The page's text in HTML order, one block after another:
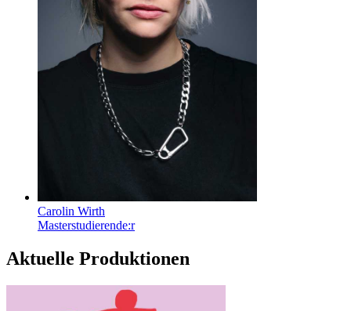
Carolin Wirth
Masterstudierende:r
Aktuelle Produktionen